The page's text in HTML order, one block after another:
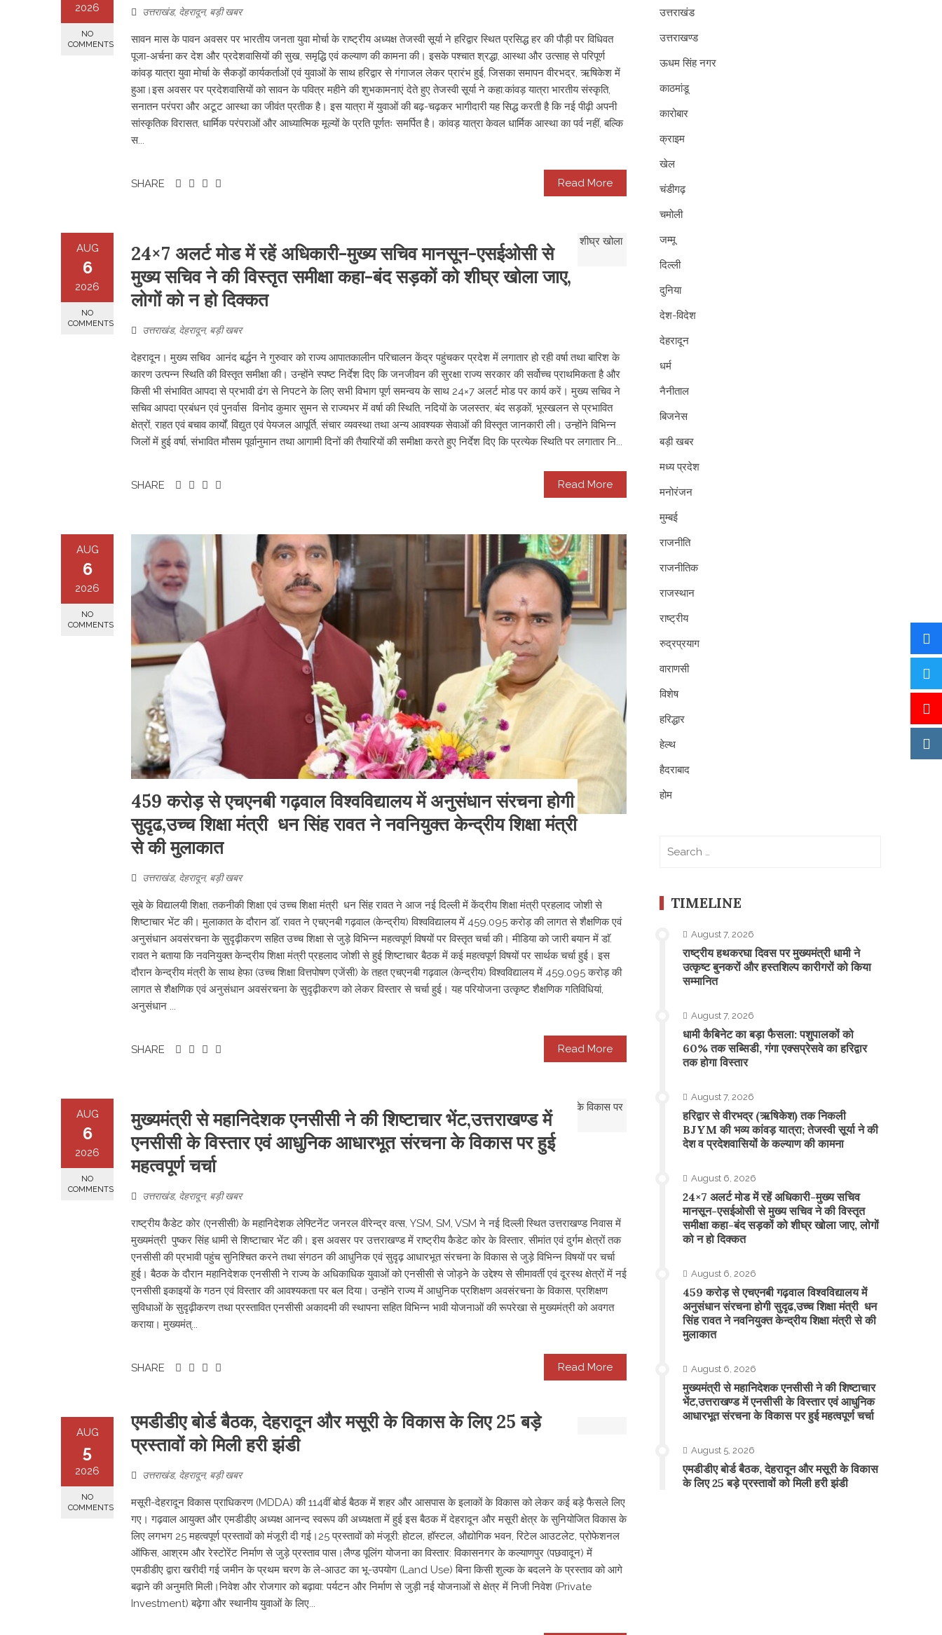
2026
NO
COMMENTS
उत्तराखंड, देहरादून, बड़ी खबर
सावन मास के पावन अवसर पर भारतीय जनता युवा मोर्चा के राष्ट्रीय अध्यक्ष तेजस्वी सूर्या ने हरिद्वार स्थित प्रसिद्ध हर की पौड़ी पर विधिवत
पूजा-अर्चना कर देश और प्रदेशवासियों की सुख, समृद्धि एवं कल्याण की कामना की। इसके पश्चात श्रद्धा, आस्था और उत्साह से परिपूर्ण
कांवड़ यात्रा युवा मोर्चा के सैकड़ों कार्यकर्ताओं एवं युवाओं के साथ हरिद्वार से गंगाजल लेकर प्रारंभ हुई, जिसका समापन वीरभद्र, ऋषिकेश में
हुआ। ​इस अवसर पर प्रदेशवासियों को सावन के पवित्र महीने की शुभकामनाएं देते हुए तेजस्वी सूर्या ने कहा: ​कांवड़ यात्रा भारतीय संस्कृति,
सनातन परंपरा और अटूट आस्था का जीवंत प्रतीक है। इस यात्रा में युवाओं की बढ़-चढ़कर भागीदारी यह सिद्ध करती है कि नई पीढ़ी अपनी
सांस्कृतिक विरासत, धार्मिक परंपराओं और आध्यात्मिक मूल्यों के प्रति पूर्णतः समर्पित है। कांवड़ यात्रा केवल धार्मिक आस्था का पर्व नहीं, बल्कि
स...
Read More
SHARE
AUG
6
2026
NO
COMMENTS
24×7 अलर्ट मोड में रहें अधिकारी-मुख्य सचिव मानसून-एसईओसी से
मुख्य सचिव ने की विस्तृत समीक्षा कहा-बंद सड़कों को शीघ्र खोला जाए,
लोगों को न हो दिक्कत
उत्तराखंड, देहरादून, बड़ी खबर
देहरादून। मुख्य सचिव आनंद बर्द्धन ने गुरुवार को राज्य आपातकालीन परिचालन केंद्र पहुंचकर प्रदेश में लगातार हो रही वर्षा तथा बारिश के
कारण उत्पन्न स्थिति की विस्तृत समीक्षा की। उन्होंने स्पष्ट निर्देश दिए कि जनजीवन की सुरक्षा राज्य सरकार की सर्वोच्च प्राथमिकता है और
किसी भी संभावित आपदा से प्रभावी ढंग से निपटने के लिए सभी विभाग पूर्ण समन्वय के साथ 24×7 अलर्ट मोड पर कार्य करें। मुख्य सचिव ने
सचिव आपदा प्रबंधन एवं पुनर्वास विनोद कुमार सुमन से राज्यभर में वर्षा की स्थिति, नदियों के जलस्तर, बंद सड़कों, भूस्खलन से प्रभावित
क्षेत्रों, राहत एवं बचाव कार्यों, विद्युत एवं पेयजल आपूर्ति, संचार व्यवस्था तथा अन्य आवश्यक सेवाओं की विस्तृत जानकारी ली। उन्होंने विभिन्न
जिलों में हुई वर्षा, संभावित मौसम पूर्वानुमान तथा आगामी दिनों की तैयारियों की समीक्षा करते हुए निर्देश दिए कि प्रत्येक स्थिति पर लगातार नि...
Read More
SHARE
AUG
6
2026
NO
COMMENTS
459 करोड़ से एचएनबी गढ़वाल विश्वविद्यालय में अनुसंधान संरचना होगी
सुदृढ,उच्च शिक्षा मंत्री धन सिंह रावत ने नवनियुक्त केन्द्रीय शिक्षा मंत्री
से की मुलाकात
उत्तराखंड, देहरादून, बड़ी खबर
सूबे के विद्यालयी शिक्षा, तकनीकी शिक्षा एवं उच्च शिक्षा मंत्री धन सिंह रावत ने आज नई दिल्ली में केंद्रीय शिक्षा मंत्री प्रहलाद जोशी से
शिष्टाचार भेंट की। मुलाकात के दौरान डाॅ. रावत ने एचएनबी गढ़वाल (केन्द्रीय) विश्वविद्यालय में 459.095 करोड़ की लागत से शैक्षणिक एवं
अनुसंधान अवसंरचना के सुदृढ़ीकरण सहित उच्च शिक्षा से जुड़े विभिन्न महत्वपूर्ण विषयों पर विस्तृत चर्चा की। मीडिया को जारी बयान में डाॅ.
रावत ने बताया कि नवनियुक्त केन्द्रीय शिक्षा मंत्री प्रहलाद जोशी से हुई शिष्टाचार बैठक में कई महत्वपूर्ण विषयों पर सार्थक चर्चा हुई। इस
दौरान केन्द्रीय मंत्री के साथ हेफा (उच्च शिक्षा वित्तपोषण एजेंसी) के तहत एचएनबी गढ़वाल (केन्द्रीय) विश्वविद्यालय में 459.095 करोड़ की
लागत से शैक्षणिक एवं अनुसंधान अवसंरचना के सुदृढ़ीकरण को लेकर विस्तार से चर्चा हुई। यह परियोजना उत्कृष्ट शैक्षणिक गतिविधियां,
अनुसंधान ...
Read More
SHARE
AUG
6
2026
NO
COMMENTS
मुख्यमंत्री से महानिदेशक एनसीसी ने की शिष्टाचार भेंट,उत्तराखण्ड में
एनसीसी के विस्तार एवं आधुनिक आधारभूत संरचना के विकास पर हुई
महत्वपूर्ण चर्चा
उत्तराखंड, देहरादून, बड़ी खबर
राष्ट्रीय कैडेट कोर (एनसीसी) के महानिदेशक लेफ्टिनेंट जनरल वीरेन्द्र वत्स, YSM, SM, VSM ने नई दिल्ली स्थित उत्तराखण्ड निवास में
मुख्यमंत्री पुष्कर सिंह धामी से शिष्टाचार भेंट की। इस अवसर पर उत्तराखण्ड में राष्ट्रीय कैडेट कोर के विस्तार, सीमांत एवं दुर्गम क्षेत्रों तक
एनसीसी की प्रभावी पहुंच सुनिश्चित करने तथा संगठन की आधुनिक एवं सुदृढ़ आधारभूत संरचना के विकास से जुड़े विभिन्न विषयों पर चर्चा
हुई। बैठक के दौरान महानिदेशक एनसीसी ने राज्य के अधिकाधिक युवाओं को एनसीसी से जोड़ने के उद्देश्य से सीमावर्ती एवं दूरस्थ क्षेत्रों में नई
एनसीसी इकाइयों के गठन एवं विस्तार की आवश्यकता पर बल दिया। उन्होंने राज्य में आधुनिक प्रशिक्षण अवसंरचना के विकास, प्रशिक्षण
सुविधाओं के सुदृढ़ीकरण तथा प्रस्तावित एनसीसी अकादमी की स्थापना सहित विभिन्न भावी योजनाओं की रूपरेखा से मुख्यमंत्री को अवगत
कराया। मुख्यमंत्...
Read More
SHARE
AUG
5
2026
NO
COMMENTS
एमडीडीए बोर्ड बैठक, देहरादून और मसूरी के विकास के लिए 25 बड़े
प्रस्तावों को मिली हरी झंडी
उत्तराखंड, देहरादून, बड़ी खबर
मसूरी-देहरादून विकास प्राधिकरण (MDDA) की 114वीं बोर्ड बैठक में शहर और आसपास के इलाकों के विकास को लेकर कई बड़े फैसले लिए
गए। गढ़वाल आयुक्त और एमडीडीए अध्यक्ष आनन्द स्वरूप की अध्यक्षता में हुई इस बैठक में देहरादून और मसूरी क्षेत्र के सुनियोजित विकास के
लिए लगभग 25 महत्वपूर्ण प्रस्तावों को मंजूरी दी गई। ​ ​25 प्रस्तावों को मंजूरी: होटल, हॉस्टल, औद्योगिक भवन, रिटेल आउटलेट, प्रोफेशनल
ऑफिस, आश्रम और रेस्टोरेंट निर्माण से जुड़े प्रस्ताव पास। ​लैण्ड पूलिंग योजना का विस्तार: विकासनगर के कल्याणपुर (पछवादून) में
एमडीडीए द्वारा खरीदी गई जमीन के प्रथम चरण के ले-आउट का भू-उपयोग (Land Use) बिना किसी शुल्क के बदलने के प्रस्ताव को आगे
बढ़ाने की अनुमति मिली। ​निवेश और रोजगार को बढ़ावा: पर्यटन और निर्माण से जुड़ी नई योजनाओं से क्षेत्र में निजी निवेश (Private
Investment) बढ़ेगा और स्थानीय युवाओं के लिए...
उत्तराखंड
उत्तराखण्ड
ऊधम सिंह नगर
काठमांडू
कारोबार
क्राइम
खेल
चंडीगढ़
चमोली
जम्मू
दिल्ली
दुनिया
देश-विदेश
देहरादून
धर्म
नैनीताल
बिजनेस
बड़ी खबर
मध्य प्रदेश
मनोरंजन
मुम्बई
राजनीति
राजनीतिक
राजस्थान
राष्ट्रीय
रुद्रप्रयाग
वाराणसी
विशेष
हरिद्धार
हेल्थ
हैदराबाद
होम
TIMELINE
August 7, 2026
राष्ट्रीय हथकरघा दिवस पर मुख्यमंत्री धामी ने
उत्कृष्ट बुनकरों और हस्तशिल्प कारीगरों को किया
सम्मानित
August 7, 2026
​धामी कैबिनेट का बड़ा फैसला: पशुपालकों को
60% तक सब्सिडी, गंगा एक्सप्रेसवे का हरिद्वार
तक होगा विस्तार
August 7, 2026
​हरिद्वार से वीरभद्र (ऋषिकेश) तक निकली
BJYM की भव्य कांवड़ यात्रा; तेजस्वी सूर्या ने की
देश व प्रदेशवासियों के कल्याण की कामना
August 6, 2026
24×7 अलर्ट मोड में रहें अधिकारी-मुख्य सचिव
मानसून-एसईओसी से मुख्य सचिव ने की विस्तृत
समीक्षा कहा-बंद सड़कों को शीघ्र खोला जाए, लोगों
को न हो दिक्कत
August 6, 2026
459 करोड़ से एचएनबी गढ़वाल विश्वविद्यालय में
अनुसंधान संरचना होगी सुदृढ,उच्च शिक्षा मंत्री धन
सिंह रावत ने नवनियुक्त केन्द्रीय शिक्षा मंत्री से की
मुलाकात
August 6, 2026
मुख्यमंत्री से महानिदेशक एनसीसी ने की शिष्टाचार
भेंट,उत्तराखण्ड में एनसीसी के विस्तार एवं आधुनिक
आधारभूत संरचना के विकास पर हुई महत्वपूर्ण चर्चा
August 5, 2026
एमडीडीए बोर्ड बैठक, देहरादून और मसूरी के विकास
के लिए 25 बड़े प्रस्तावों को मिली हरी झंडी